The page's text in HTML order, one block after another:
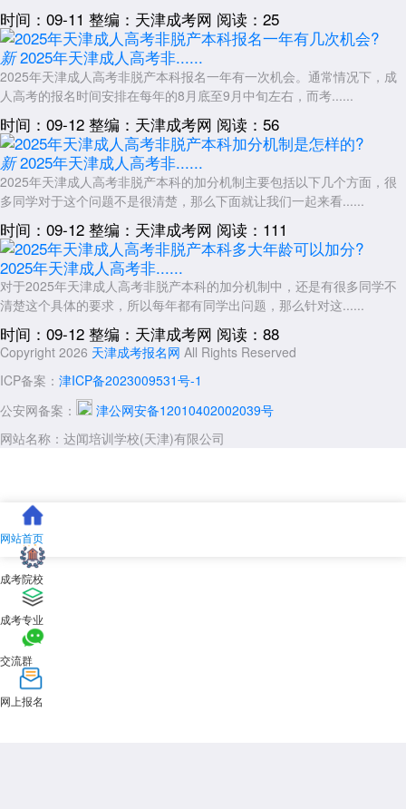
时间：09-11 整编：天津成考网 阅读：25
新 2025年天津成人高考非......
2025年天津成人高考非脱产本科报名一年有一次机会。通常情况下，成
人高考的报名时间安排在每年的8月底至9月中旬左右，而考......
时间：09-12 整编：天津成考网 阅读：56
新 2025年天津成人高考非......
2025年天津成人高考非脱产本科的加分机制主要包括以下几个方面，很
多同学对于这个问题不是很清楚，那么下面就让我们一起来看......
时间：09-12 整编：天津成考网 阅读：111
2025年天津成人高考非......
对于2025年天津成人高考非脱产本科的加分机制中，还是有很多同学不
清楚这个具体的要求，所以每年都有同学出问题，那么针对这......
时间：09-12 整编：天津成考网 阅读：88
Copyright 2026 天津成考报名网 All Rights Reserved
ICP备案： 津ICP备2023009531号-1
公安网备案：
津公网安备12010402002039号
网站名称：达闻培训学校(天津)有限公司
网站首页
成考院校
成考专业
交流群
网上报名